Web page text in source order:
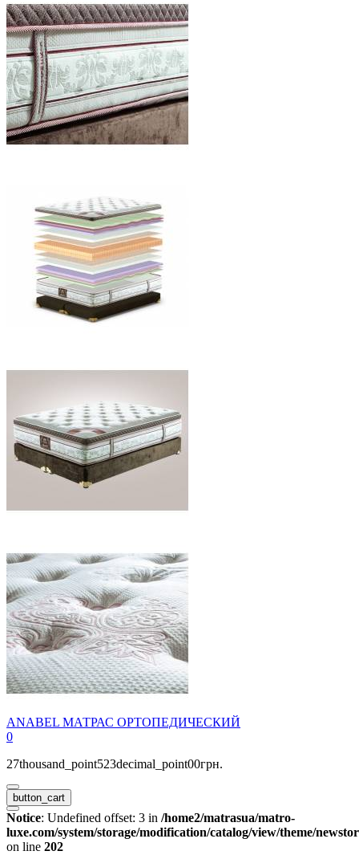
ANABEL МАТРАС ОРТОПЕДИЧЕСКИЙ
0
27thousand_point523decimal_point00грн.
button_cart
Notice: Undefined offset: 3 in /home2/matrasua/matro-
luxe.com/system/storage/modification/catalog/view/theme/
on line 202